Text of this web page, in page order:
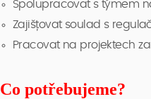
Spolupracovat s týmem
Zajišťovat soulad s
Pracovat na projektech
Co potřebujeme?